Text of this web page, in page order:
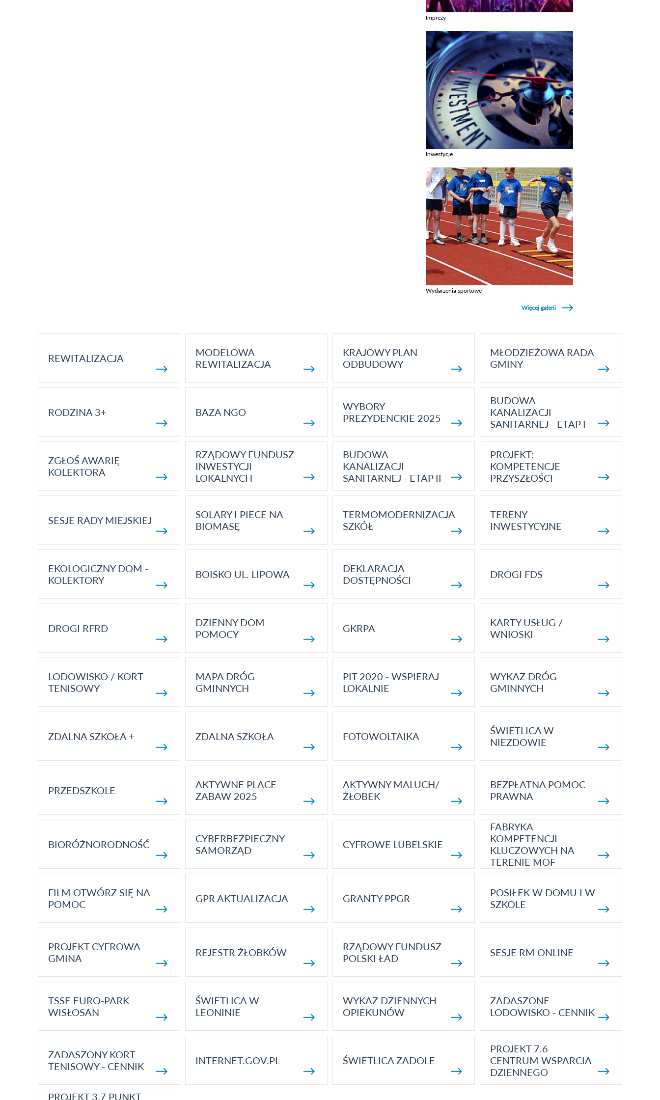
Imprezy
Inwestycje
Wydarzenia sportowe
Więcej galerii
REWITALIZACJA
MODELOWA
REWITALIZACJA
KRAJOWY PLAN
ODBUDOWY
MŁODZIEŻOWA RADA
GMINY
RODZINA 3+ BAZA NGO
WYBORY
PREZYDENCKIE 2025
BUDOWA
KANALIZACJI
SANITARNEJ - ETAP I
ZGŁOŚ AWARIĘ
KOLEKTORA
RZĄDOWY FUNDUSZ
INWESTYCJI
LOKALNYCH
BUDOWA
KANALIZACJI
SANITARNEJ - ETAP II
PROJEKT:
KOMPETENCJE
PRZYSZŁOŚCI
SESJE RADY MIEJSKIEJ
SOLARY I PIECE NA
BIOMASĘ
TERMOMODERNIZACJA
SZKÓŁ
TERENY
INWESTYCYJNE
EKOLOGICZNY DOM -
KOLEKTORY
BOISKO UL. LIPOWA
DEKLARACJA
DOSTĘPNOŚCI
DROGI FDS
DROGI RFRD
DZIENNY DOM
POMOCY
GKRPA
KARTY USŁUG /
WNIOSKI
LODOWISKO / KORT
TENISOWY
MAPA DRÓG
GMINNYCH
PIT 2020 - WSPIERAJ
LOKALNIE
WYKAZ DRÓG
GMINNYCH
ZDALNA SZKOŁA + ZDALNA SZKOŁA FOTOWOLTAIKA
ŚWIETLICA W
NIEZDOWIE
PRZEDSZKOLE
AKTYWNE PLACE
ZABAW 2025
AKTYWNY MALUCH/
ŻŁOBEK
BEZPŁATNA POMOC
PRAWNA
BIORÓŻNORODNOŚĆ
CYBERBEZPIECZNY
SAMORZĄD
CYFROWE LUBELSKIE
FABRYKA
KOMPETENCJI
KLUCZOWYCH NA
TERENIE MOF
FILM OTWÓRZ SIĘ NA
POMOC
GPR AKTUALIZACJA GRANTY PPGR
POSIŁEK W DOMU I W
SZKOLE
PROJEKT CYFROWA
GMINA
REJESTR ŻŁOBKÓW
RZĄDOWY FUNDUSZ
POLSKI ŁAD
SESJE RM ONLINE
TSSE EURO-PARK
WISŁOSAN
ŚWIETLICA W
LEONINIE
WYKAZ DZIENNYCH
OPIEKUNÓW
ZADASZONE
LODOWISKO - CENNIK
ZADASZONY KORT
TENISOWY - CENNIK
INTERNET.GOV.PL ŚWIETLICA ZADOLE
PROJEKT 7.6
CENTRUM WSPARCIA
DZIENNEGO
PROJEKT 3.7 PUNKT